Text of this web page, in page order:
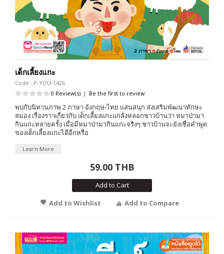
เด็กเลี้ยงแกะ
Code : P-YOU-1426
0 Review(s) | Be the first to review
พบกับนิทานภาพ 2 ภาษา อังกฤษ-ไทย แสนสนุก ส่งเสริมพัฒนาทักษะ
สมอง เรื่องราวเกี่ยวกับ เด็กเลี้ยงแกะแกล้งหลอกชาวบ้านว่า หมาป่ามา
กินแกะหลายครั้ง เมื่อมีหมาป่ามากินแกะจริงๆ ชาวบ้านจะยังเชื่อคำพูด
ของเด็กเลี้ยงแกะไดีอีกหรือ
Learn More
59.00 THB
Add to Cart
Add to Wishlist
Add to Compare